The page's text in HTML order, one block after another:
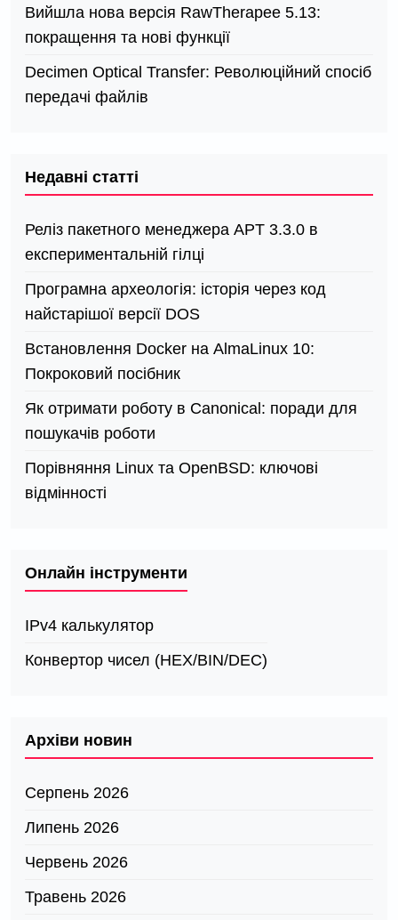
Вийшла нова версія RawTherapee 5.13:
покращення та нові функції
Decimen Optical Transfer: Революційний спосіб
передачі файлів
Недавні статті
Реліз пакетного менеджера APT 3.3.0 в
експериментальній гілці
Програмна археологія: історія через код
найстарішої версії DOS
Встановлення Docker на AlmaLinux 10:
Покроковий посібник
Як отримати роботу в Canonical: поради для
пошукачів роботи
Порівняння Linux та OpenBSD: ключові
відмінності
Онлайн інструменти
IPv4 калькулятор
Конвертор чисел (HEX/BIN/DEC)
Архіви новин
Серпень 2026
Липень 2026
Червень 2026
Травень 2026